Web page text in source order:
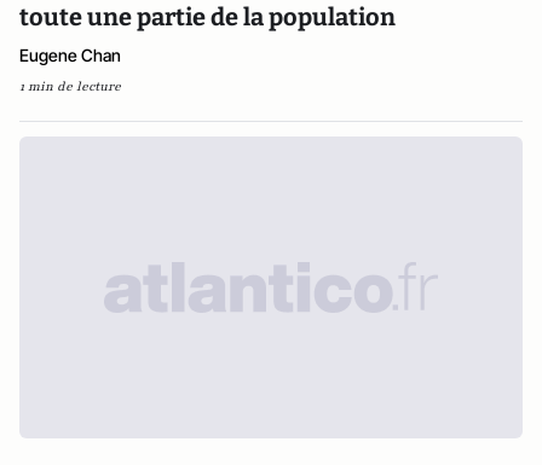
toute une partie de la population
Eugene Chan
1 min de lecture